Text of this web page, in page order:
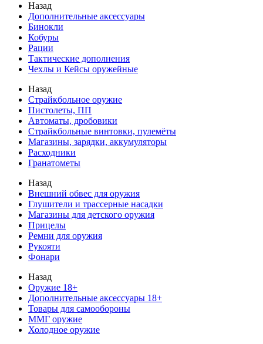
Назад
Дополнительные аксессуары
Бинокли
Кобуры
Рации
Тактические дополнения
Чехлы и Кейсы оружейные
Назад
Страйкбольное оружие
Пистолеты, ПП
Автоматы, дробовики
Страйкбольные винтовки, пулемёты
Магазины, зарядки, аккумуляторы
Расходники
Гранатометы
Назад
Внешний обвес для оружия
Глушители и трассерные насадки
Магазины для детского оружия
Прицелы
Ремни для оружия
Рукояти
Фонари
Назад
Оружие 18+
Дополнительные аксессуары 18+
Товары для самообороны
ММГ оружие
Холодное оружие